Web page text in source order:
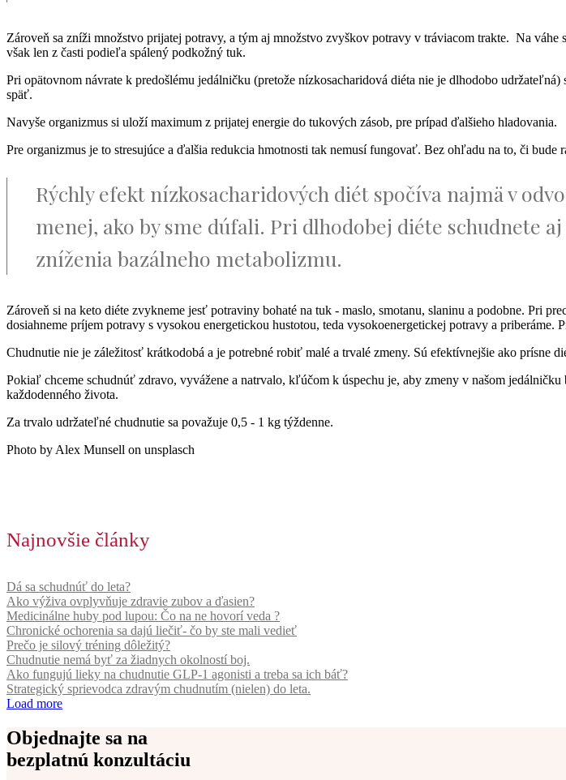
Zároveň sa zníži množstvo prijatej potravy, a tým aj množstvo zvyškov potravy v tráviacom trakte. Na
však len z časti podieľa spálený podkožný tuk.
Pri opätovnom návrate k predošlému jedálničku (pretože nízkosacharidová diéta nie je dlhodobo
späť.
Navyše organizmus si uloží maximum z prijatej energie do tukových zásob, pre prípad ďalšieho hladovania.
Pre organizmus je to stresujúce a ďalšia redukcia hmotnosti tak nemusí fungovať. Bez ohľadu na to, či
Rýchly efekt nízkosacharidových diét spočíva najmä v
menej, ako by sme dúfali. Pri dlhodobej diéte schudnete
zníženia bazálneho metabolizmu.
Zároveň si na keto diéte zvykneme jesť potraviny bohaté na tuk - maslo, smotanu, slaninu a podobne. Pri
dosiahneme príjem potravy s vysokou energetickou hustotou, teda vysokoenergetickej potravy a priberáme.
Chudnutie nie je záležitosť krátkodobá a je potrebné robiť malé a trvalé zmeny. Sú efektívnejšie ako prísne
Pokiaľ chceme schudnúť zdravo, vyvážene a natrvalo, kľúčom k úspechu je, aby zmeny v našom
každodenného života.
Za trvalo udržateľné chudnutie sa považuje 0,5 - 1 kg týždenne.
Photo by Alex Munsell on unsplasch
Najnovšie články
Dá sa schudnúť do leta?
Ako výživa ovplyvňuje zdravie zubov a ďasien?
Medicinálne huby pod lupou: Čo na ne hovorí veda ?
Chronické ochorenia sa dajú liečiť- čo by ste mali vedieť
Prečo je silový tréning dôležitý?
Chudnutie nemá byť za žiadnych okolností boj.
Ako fungujú lieky na chudnutie GLP-1 agonisti a treba sa ich báť?
Strategický sprievodca zdravým chudnutím (nielen) do leta.
Load more
Objednajte sa na
bezplatnú konzultáciu